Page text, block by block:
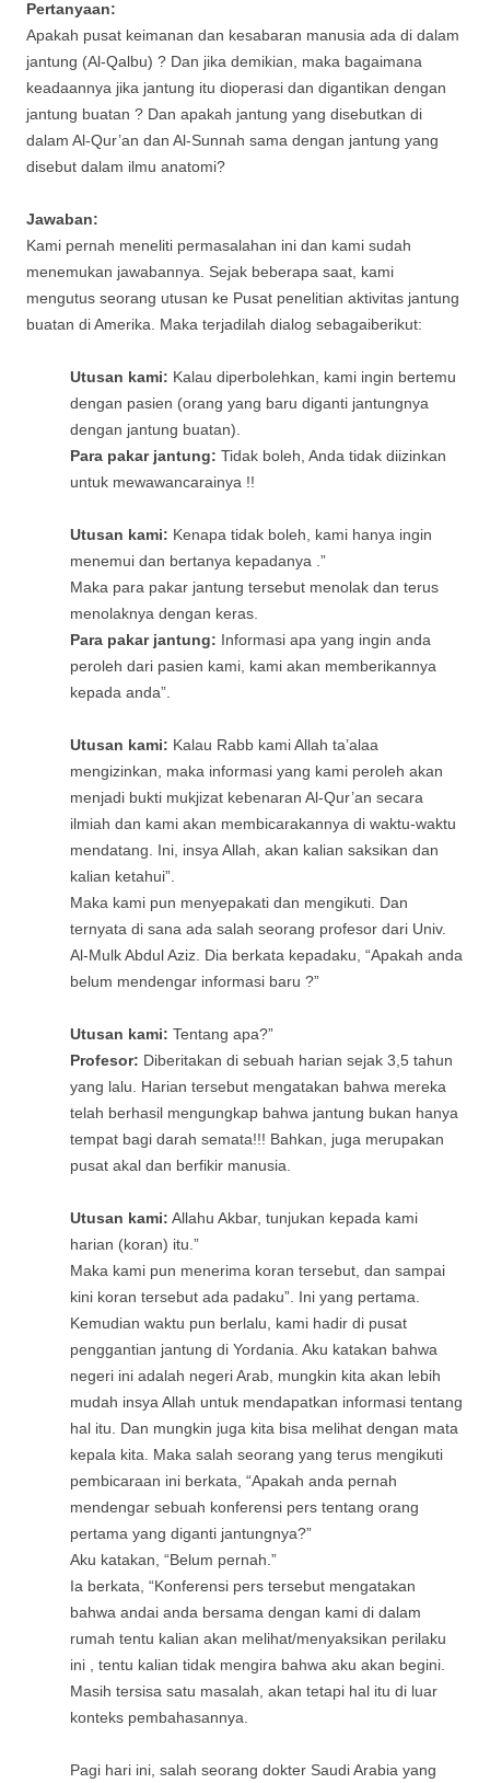
Pertanyaan:
Apakah pusat keimanan dan kesabaran manusia ada di dalam
jantung (Al-Qalbu) ? Dan jika demikian, maka bagaimana
keadaannya jika jantung itu dioperasi dan digantikan dengan
jantung buatan ? Dan apakah jantung yang disebutkan di
dalam Al-Qur’an dan Al-Sunnah sama dengan jantung yang
disebut dalam ilmu anatomi?
Jawaban:
Kami pernah meneliti permasalahan ini dan kami sudah
menemukan jawabannya. Sejak beberapa saat, kami
mengutus seorang utusan ke Pusat penelitian aktivitas jantung
buatan di Amerika. Maka terjadilah dialog sebagaiberikut:
Utusan kami: Kalau diperbolehkan, kami ingin bertemu
dengan pasien (orang yang baru diganti jantungnya
dengan jantung buatan).
Para pakar jantung: Tidak boleh, Anda tidak diizinkan
untuk mewawancarainya !!
Utusan kami: Kenapa tidak boleh, kami hanya ingin
menemui dan bertanya kepadanya .”
Maka para pakar jantung tersebut menolak dan terus
menolaknya dengan keras.
Para pakar jantung: Informasi apa yang ingin anda
peroleh dari pasien kami, kami akan memberikannya
kepada anda”.
Utusan kami: Kalau Rabb kami Allah ta’alaa
mengizinkan, maka informasi yang kami peroleh akan
menjadi bukti mukjizat kebenaran Al-Qur’an secara
ilmiah dan kami akan membicarakannya di waktu-waktu
mendatang. Ini, insya Allah, akan kalian saksikan dan
kalian ketahui”.
Maka kami pun menyepakati dan mengikuti. Dan
ternyata di sana ada salah seorang profesor dari Univ.
Al-Mulk Abdul Aziz. Dia berkata kepadaku, “Apakah anda
belum mendengar informasi baru ?”
Utusan kami: Tentang apa?”
Profesor: Diberitakan di sebuah harian sejak 3,5 tahun
yang lalu. Harian tersebut mengatakan bahwa mereka
telah berhasil mengungkap bahwa jantung bukan hanya
tempat bagi darah semata!!! Bahkan, juga merupakan
pusat akal dan berfikir manusia.
Utusan kami: Allahu Akbar, tunjukan kepada kami
harian (koran) itu.”
Maka kami pun menerima koran tersebut, dan sampai
kini koran tersebut ada padaku”. Ini yang pertama.
Kemudian waktu pun berlalu, kami hadir di pusat
penggantian jantung di Yordania. Aku katakan bahwa
negeri ini adalah negeri Arab, mungkin kita akan lebih
mudah insya Allah untuk mendapatkan informasi tentang
hal itu. Dan mungkin juga kita bisa melihat dengan mata
kepala kita. Maka salah seorang yang terus mengikuti
pembicaraan ini berkata, “Apakah anda pernah
mendengar sebuah konferensi pers tentang orang
pertama yang diganti jantungnya?”
Aku katakan, “Belum pernah.”
Ia berkata, “Konferensi pers tersebut mengatakan
bahwa andai anda bersama dengan kami di dalam
rumah tentu kalian akan melihat/menyaksikan perilaku
ini , tentu kalian tidak mengira bahwa aku akan begini.
Masih tersisa satu masalah, akan tetapi hal itu di luar
konteks pembahasannya.
Pagi hari ini, salah seorang dokter Saudi Arabia yang